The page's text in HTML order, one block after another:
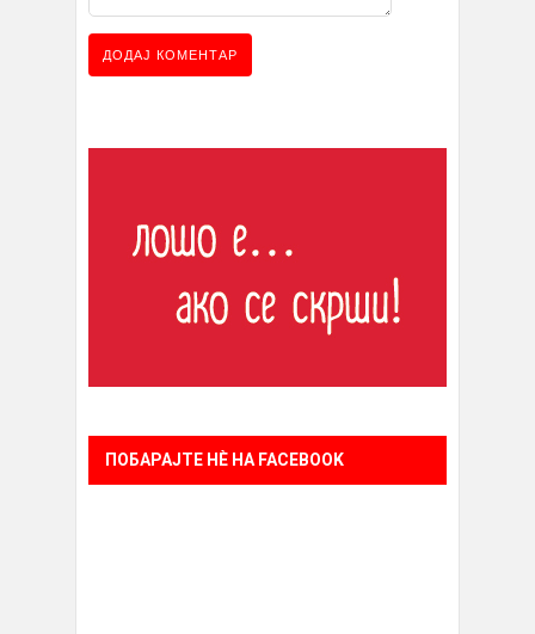
ПОБАРАЈТЕ НÈ НА FACEBOOK